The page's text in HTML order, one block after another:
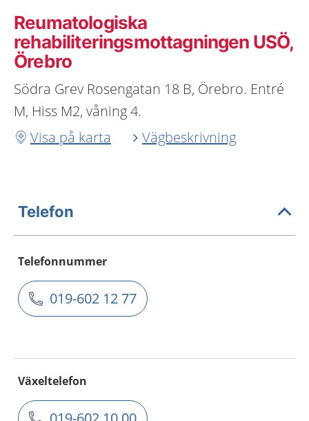
Reumatologiska
rehabiliteringsmottagningen USÖ,
Örebro
Södra Grev Rosengatan 18 B, Örebro. Entré
M, Hiss M2, våning 4.
Visa på karta
Vägbeskrivning
Telefon
Telefonnummer
019-602 12 77
Växeltelefon